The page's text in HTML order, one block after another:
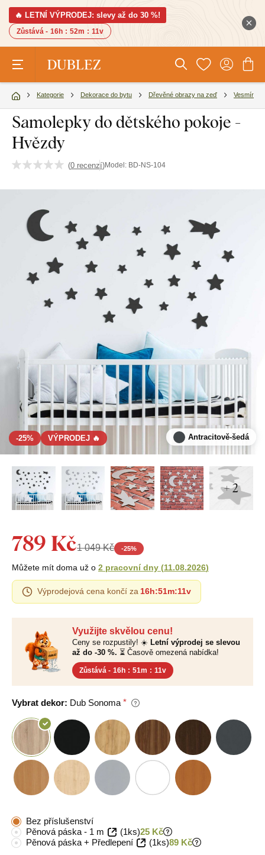
🔥 LETNÍ VÝPRODEJ: slevy až do 30 %!
Zůstává - 16h : 52m : 10v
Kategorie Dekorace do bytu Dřevěné obrazy na zeď Vesmír
Samolepky do dětského pokoje -
Hvězdy
(0 recenzí)Model: BD-NS-104
-25% VÝPRODEJ 🔥 Antracitově-šedá
+ 2
Využijte skvělou cenu!
Ceny se rozpustily! ☀️ Letní výprodej se slevou
až do -30 %. ⏳ Časově omezená nabídka!
Zůstává - 16h : 51m : 10v
Vybrat dekor: Dub Sonoma
789 Kč1 049 Kč -25%
Můžete mít doma už o 2 pracovní dny (11.08.2026)
Výprodejová cena končí za 16h:51m:10v
Bez příslušenství
Pěnová páska - 1 m
(1ks)25 Kč
Pěnová páska + Předlepení
(1ks)89 Kč